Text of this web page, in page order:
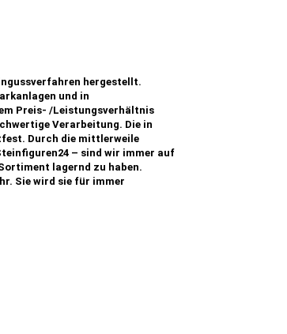
hergestellt.
und in
Preis- /Leistungsverhältnis
Verarbeitung. Die in
Durch die mittlerweile
– sind wir immer auf
lagernd zu haben.
Sie wird sie für immer